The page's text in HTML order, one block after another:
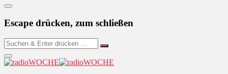
Escape drücken, zum schließen